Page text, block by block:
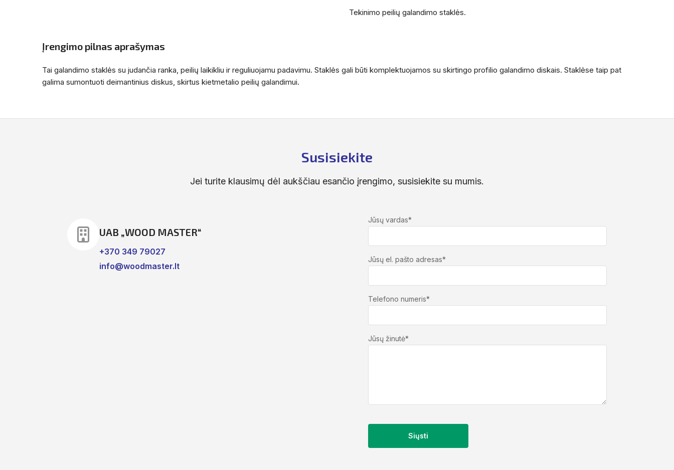
Tekinimo peilių galandimo staklės.
Įrengimo pilnas aprašymas
Tai galandimo staklės su judančia ranka, peilių laikikliu ir reguliuojamu padavimu. Staklės gali būti komplektuojamos su skirtingo profilio galandimo diskais. Staklėse taip pat
galima sumontuoti deimantinius diskus, skirtus kietmetalio peilių galandimui.
Susisiekite
Jei turite klausimų dėl aukščiau esančio įrengimo, susisiekite su mumis.
UAB „WOOD MASTER“
+370 349 79027
info@woodmaster.lt
Jūsų vardas*
Jūsų el. pašto adresas*
Telefono numeris*
Jūsų žinutė*